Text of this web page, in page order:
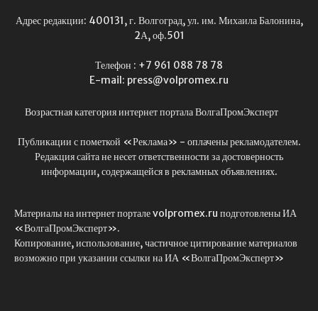
Адрес редакции: 400131, г. Волгоград, ул. им. Михаила Балонина,
2А, оф.501
Телефон : +7 961 088 78 78
E-mail: press@volpromex.ru
Возрастная категория интернет портала ВолгаПромЭксперт
Публикации с пометкой «Реклама» - оплачены рекламодателем.
Редакция сайта не несет ответственности за достоверность
информации, содержащейся в рекламных объявлениях.
Материалы на интернет портале volpromex.ru подготовлены ИА
«ВолгаПромЭксперт».
Копирование, использование, частичное цитирование материалов
возможно при указании ссылки на ИА «ВолгаПромЭксперт»